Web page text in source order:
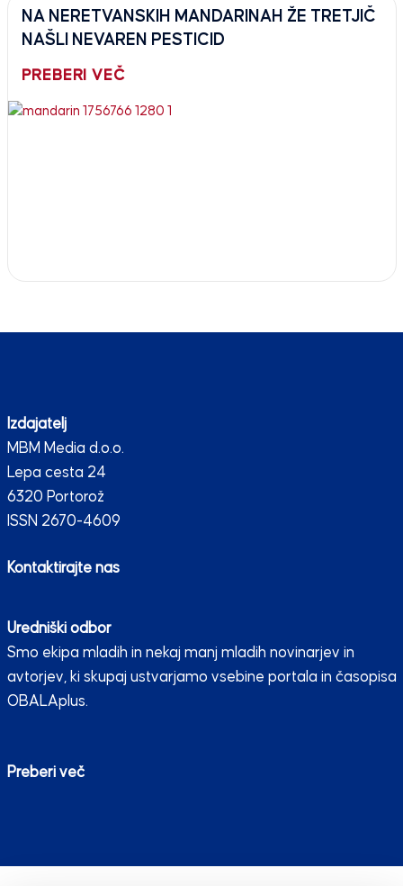
NA NERETVANSKIH MANDARINAH ŽE TRETJIČ
NAŠLI NEVAREN PESTICID
PREBERI VEČ
Izdajatelj
MBM Media d.o.o.
Lepa cesta 24
6320 Portorož
ISSN 2670-4609
Kontaktirajte nas
Uredniški odbor
Smo ekipa mladih in nekaj manj mladih novinarjev in
avtorjev, ki skupaj ustvarjamo vsebine portala in časopisa
OBALAplus.
Preberi več